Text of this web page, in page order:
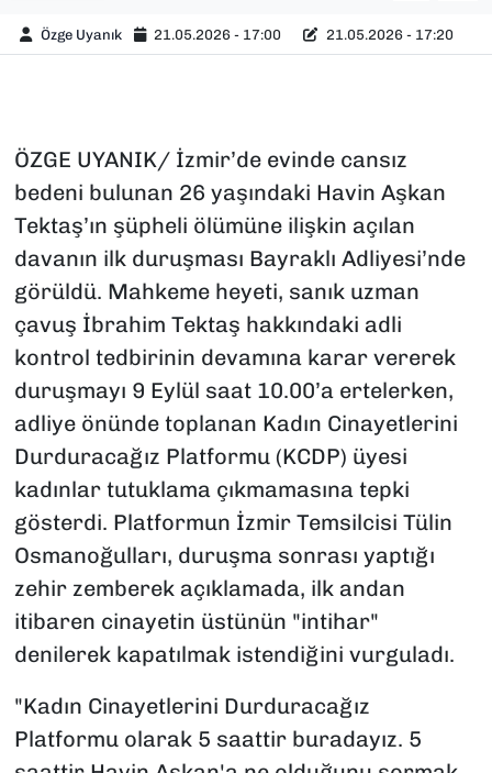
Özge Uyanık 21.05.2026 - 17:00 21.05.2026 - 17:20
ÖZGE UYANIK/ İzmir’de evinde cansız
bedeni bulunan 26 yaşındaki Havin Aşkan
Tektaş’ın şüpheli ölümüne ilişkin açılan
davanın ilk duruşması Bayraklı Adliyesi’nde
görüldü. Mahkeme heyeti, sanık uzman
çavuş İbrahim Tektaş hakkındaki adli
kontrol tedbirinin devamına karar vererek
duruşmayı 9 Eylül saat 10.00’a ertelerken,
adliye önünde toplanan Kadın Cinayetlerini
Durduracağız Platformu (KCDP) üyesi
kadınlar tutuklama çıkmamasına tepki
gösterdi. Platformun İzmir Temsilcisi Tülin
Osmanoğulları, duruşma sonrası yaptığı
zehir zemberek açıklamada, ilk andan
itibaren cinayetin üstünün "intihar"
denilerek kapatılmak istendiğini vurguladı.
"Kadın Cinayetlerini Durduracağız
Platformu olarak 5 saattir buradayız. 5